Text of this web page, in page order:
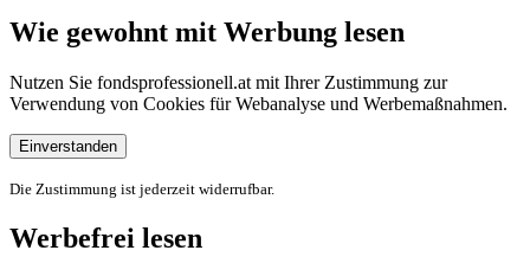
Wie gewohnt mit Werbung lesen
Nutzen Sie fondsprofessionell.at mit Ihrer Zustimmung zur
Verwendung von Cookies für Webanalyse und Werbemaßnahmen.
Einverstanden
Die Zustimmung ist jederzeit widerrufbar.
Werbefrei lesen